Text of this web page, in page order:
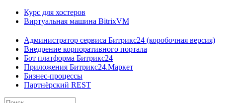
Курс для хостеров
Виртуальная машина BitrixVM
Администратор сервиса Битрикс24 (коробочная версия)
Внедрение корпоративного портала
Бот платформа Битрикс24
Приложения Битрикс24.Маркет
Бизнес-процессы
Партнёрский REST